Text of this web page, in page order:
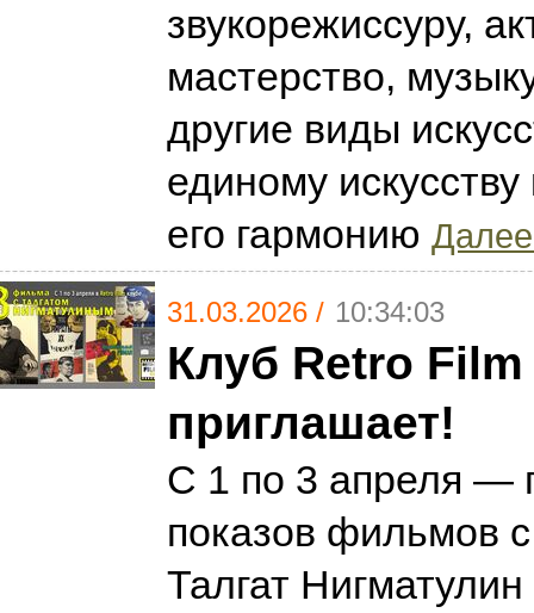
звукорежиссуру,
мастерство,
другие виды
единому
его гармонию
31.03.2026 / 10:34:03
Клуб Retro Film
приглашает!
С 1 по 3 апреля —
показов фильмов
Талгат